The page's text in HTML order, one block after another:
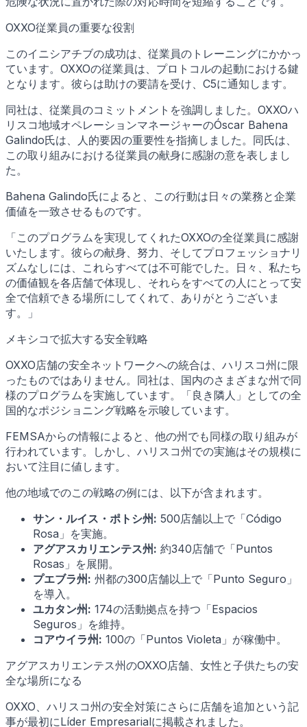
OXXO従業員の重要な役割
このイニシアチブの成功は、従業員のトレーニングにかかっ
ています。OXXOの従業員は、プロトコルの起動における鍵
となります。彼らは助けの要請を受け、C5に通知します。
同社は、従業員のコミットメントを強調しました。OXXOハ
リスコ地域オペレーションマネージャーのÓscar Bahena
Galindo氏は、人的要因の重要性を指摘しました。同氏は、
この取り組みにおける従業員の献身に感謝の意を表しまし
た。
Bahena Galindo氏によると、この行動は日々の業務と企業
価値を一致させるものです。
「このプログラムを実現してくれたOXXOの全従業員に感謝
いたします。彼らの献身、努力、そしてプロフェッショナリ
ズムなしには、これらすべては不可能でした。日々、私たち
の価値観を各店舗で体現し、それらをすべての人にとって安
全で信頼できる場所にしてくれて、ありがとうございま
す。」
メキシコで拡大する安全戦略
OXXO店舗の安全ネットワークへの統合は、ハリスコ州に限
ったものではありません。同社は、国内のさまざまな州で同
様のプログラムを実施しています。「良き隣人」としての全
国的なポジショニング戦略を示唆しています。
FEMSAからの情報によると、他の州でも同様の取り組みが
行われています。しかし、ハリスコ州での実施はその規模に
おいて注目に値します。
他の地域でのこの戦略の例には、以下が含まれます。
サン・ルイス・ポトシ州: 500店舗以上で「Código
Rosa」を実施。
アグアスカリエンテス州: 約340店舗で「Puntos
Rosas」を展開。
プエブラ州: 州都の300店舗以上で「Punto Seguro」
を導入。
ユカタン州: 174の活動拠点を持つ「Espacios
Seguros」を維持。
コアウイラ州: 100の「Puntos Violeta」が稼働中。
アグアスカリエンテス州のOXXO店舗、女性と子供たちの安
全な場所になる
OXXO、ハリスコ州の安全対策にさらに店舗を追加という記
事が最初にLíder Empresarialに掲載されました。